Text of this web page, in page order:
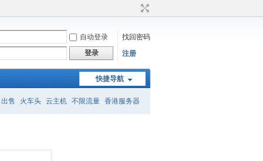
自动登录
找回密码
登录
注册
快捷导航
售 火车头 云主机 不限流量 香港服务器